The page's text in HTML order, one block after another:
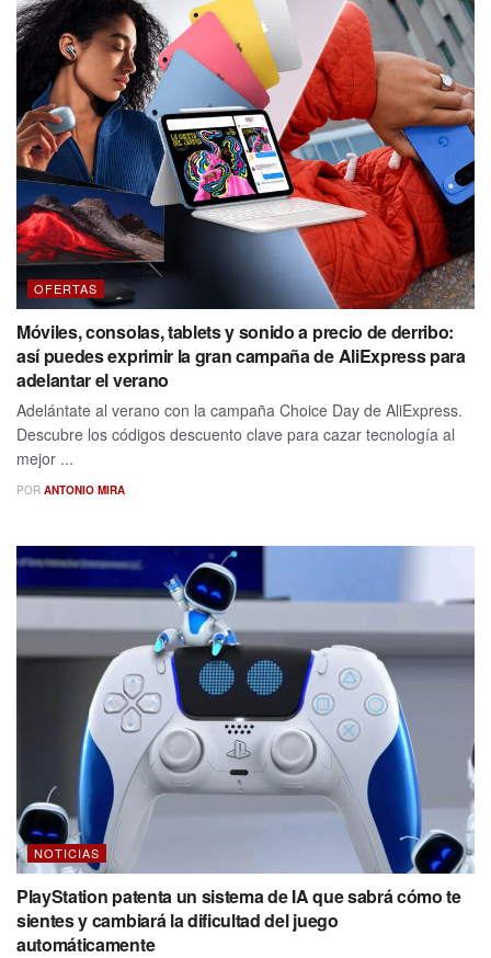
OFERTAS
Móviles, consolas, tablets y sonido a precio de derribo:
así puedes exprimir la gran campaña de AliExpress para
adelantar el verano
Adelántate al verano con la campaña Choice Day de AliExpress.
Descubre los códigos descuento clave para cazar tecnología al
mejor ...
POR ANTONIO MIRA
NOTICIAS
PlayStation patenta un sistema de IA que sabrá cómo te
sientes y cambiará la dificultad del juego
automáticamente